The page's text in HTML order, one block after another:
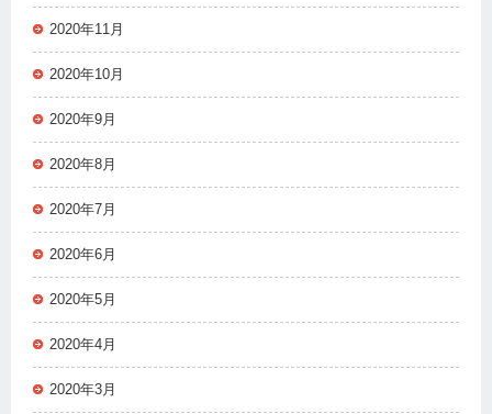
2020年11月
2020年10月
2020年9月
2020年8月
2020年7月
2020年6月
2020年5月
2020年4月
2020年3月